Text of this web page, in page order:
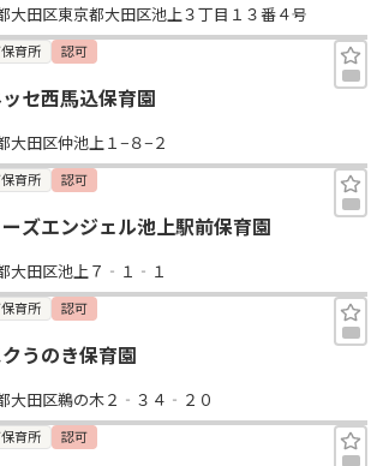
大田区東京都大田区池上３丁目１３番４号
育所 認可
セ西馬込保育園
大田区仲池上１−８−２
育所 認可
ズエンジェル池上駅前保育園
大田区池上７‐１‐１
育所 認可
うのき保育園
大田区鵜の木２‐３４‐２０
育所 認可